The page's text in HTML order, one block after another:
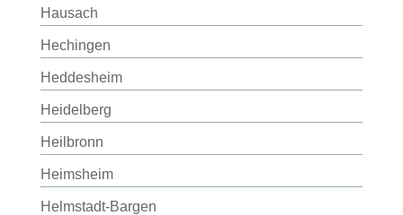
Hausach
Hechingen
Heddesheim
Heidelberg
Heilbronn
Heimsheim
Helmstadt-Bargen